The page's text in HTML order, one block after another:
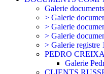
Galerie
> Galerie
> Galerie
> Galerie
> Galerie registre
PEDRO
Galerie